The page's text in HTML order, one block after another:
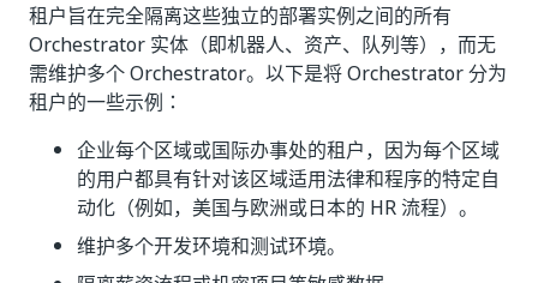
租户旨在完全隔离这些独立的部署实例之间的所有
Orchestrator 实体（即机器人、资产、队列等），而无
需维护多个 Orchestrator。以下是将 Orchestrator 分为
租户的一些示例：
企业每个区域或国际办事处的租户，因为每个区域
的用户都具有针对该区域适用法律和程序的特定自
动化（例如，美国与欧洲或日本的 HR 流程）。
维护多个开发环境和测试环境。